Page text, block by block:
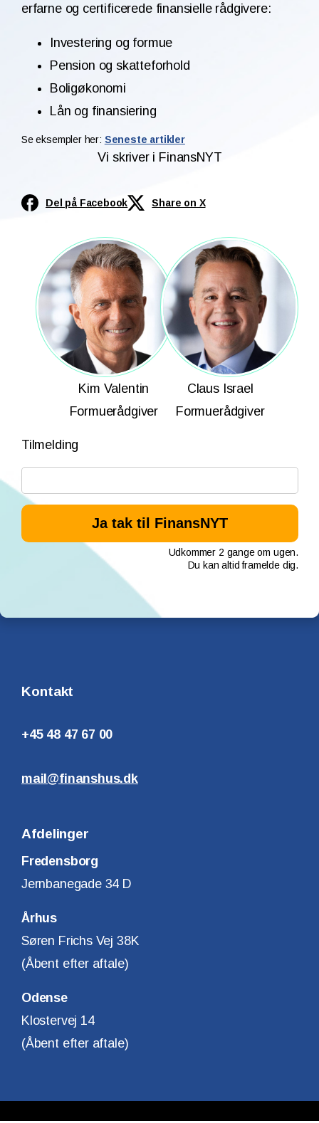
erfarne og certificerede finansielle rådgivere:
Investering og formue
Pension og skatteforhold
Boligøkonomi
Lån og finansiering
Se eksempler her: Seneste artikler
Vi skriver i FinansNYT
Del på Facebook Share on X
Kim Valentin
Formuerådgiver
Claus Israel
Formuerådgiver
Tilmelding
Udkommer 2 gange om ugen.
Du kan altid framelde dig.
Kontakt
+45 48 47 67 00
mail@finanshus.dk
Afdelinger
Fredensborg
Jernbanegade 34 D
Århus
Søren Frichs Vej 38K
(Åbent efter aftale)
Odense
Klostervej 14
(Åbent efter aftale)